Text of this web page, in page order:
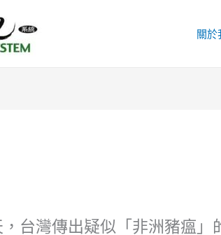
關於
，台灣傳出疑似「非洲豬瘟